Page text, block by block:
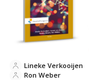
Ron Weber
Lineke Verkooijen